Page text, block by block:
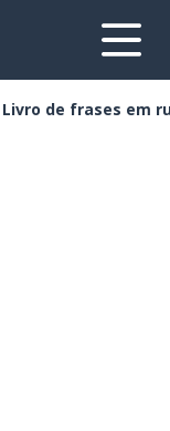
Livro de frases em